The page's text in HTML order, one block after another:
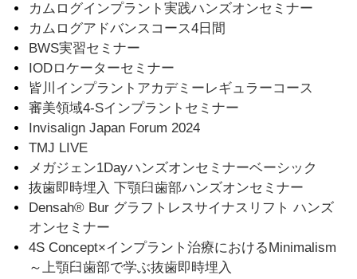
カムログインプラント実践ハンズオンセミナー
カムログアドバンスコース4日間
BWS実習セミナー
IODロケーターセミナー
皆川インプラントアカデミーレギュラーコース
審美領域4-Sインプラントセミナー
Invisalign Japan Forum 2024
TMJ LIVE
メガジェン1Dayハンズオンセミナーベーシック
抜歯即時埋入 下顎臼歯部ハンズオンセミナー
Densah® Bur グラフトレスサイナスリフト ハンズ
オンセミナー
4S Concept×インプラント治療におけるMinimalism
～上顎臼歯部で学ぶ抜歯即時埋入